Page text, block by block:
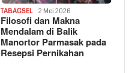
TABAGSEL 2 Mei 2026
Filosofi dan Makna
Mendalam di Balik
Manortor Parmasak pada
Resepsi Pernikahan